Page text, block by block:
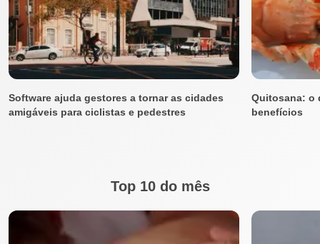
Software ajuda gestores a tornar as cidades
amigáveis para ciclistas e pedestres
Quitosana: o
benefícios
Top 10 do mês